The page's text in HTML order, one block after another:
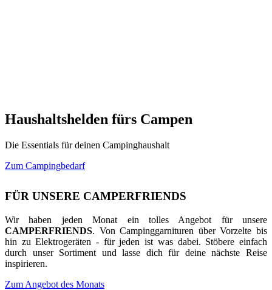
Haushaltshelden fürs Campen
Die Essentials für deinen Campinghaushalt
Zum Campingbedarf
FÜR UNSERE CAMPERFRIENDS
Wir haben jeden Monat ein tolles Angebot für unsere
CAMPERFRIENDS. Von Campinggarnituren über Vorzelte bis
hin zu Elektrogeräten - für jeden ist was dabei. Stöbere einfach
durch unser Sortiment und lasse dich für deine nächste Reise
inspirieren.
Zum Angebot des Monats